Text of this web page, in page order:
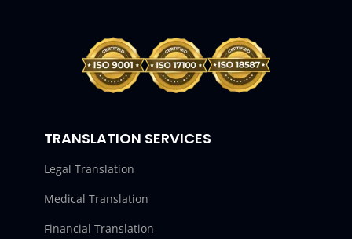
TRANSLATION SERVICES
Legal Translation
Medical Translation
Financial Translation